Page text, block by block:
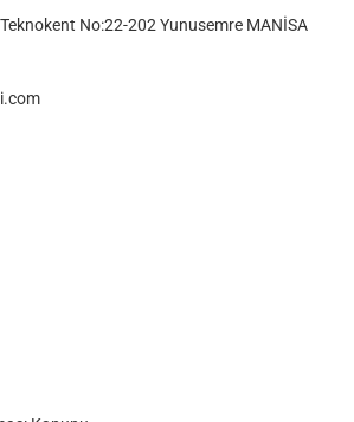
No:22-202 Yunusemre MANİSA